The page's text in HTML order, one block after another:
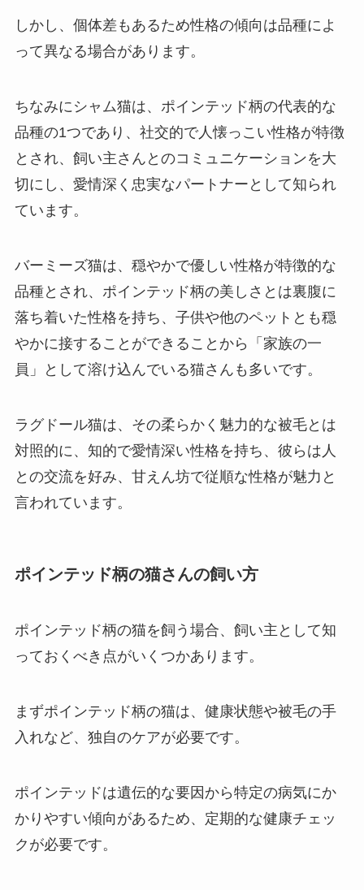
しかし、個体差もあるため性格の傾向は品種によ
って異なる場合があります。
ちなみにシャム猫は、ポインテッド柄の代表的な
品種の1つであり、社交的で人懐っこい性格が特徴
とされ、飼い主さんとのコミュニケーションを大
切にし、愛情深く忠実なパートナーとして知られ
ています。
バーミーズ猫は、穏やかで優しい性格が特徴的な
品種とされ、ポインテッド柄の美しさとは裏腹に
落ち着いた性格を持ち、子供や他のペットとも穏
やかに接することができることから「家族の一
員」として溶け込んでいる猫さんも多いです。
ラグドール猫は、その柔らかく魅力的な被毛とは
対照的に、知的で愛情深い性格を持ち、彼らは人
との交流を好み、甘えん坊で従順な性格が魅力と
言われています。
ポインテッド柄の猫さんの飼い方
ポインテッド柄の猫を飼う場合、飼い主として知
っておくべき点がいくつかあります。
まずポインテッド柄の猫は、健康状態や被毛の手
入れなど、独自のケアが必要です。
ポインテッドは遺伝的な要因から特定の病気にか
かりやすい傾向があるため、定期的な健康チェッ
クが必要です。